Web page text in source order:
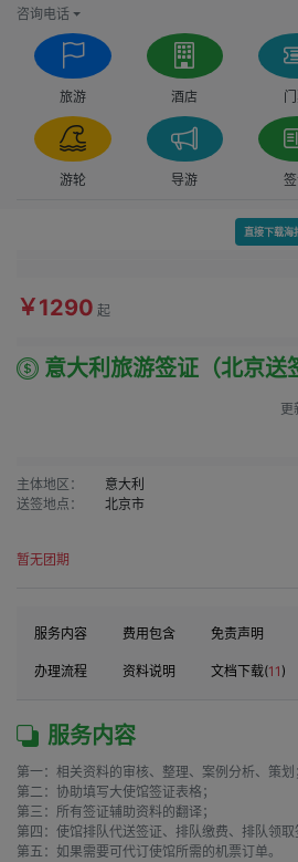
咨询电话
旅游 酒店
游轮 导游
直接下载海
￥1290 起
意大利旅游签证（北京送
更
主体地区：
意大利
送签地点：
北京市
暂无团期
服务内容 费用包含 免责声明
办理流程 资料说明 文档下载(11 )
服务内容
第一：相关资料的审核、整理、案例分析、策划
第二：协助填写大使馆签证表格；
第三：所有签证辅助资料的翻译；
第四：使馆排队代送签证、排队缴费、排队领取
第五：如果需要可代订使馆所需的机票订单。